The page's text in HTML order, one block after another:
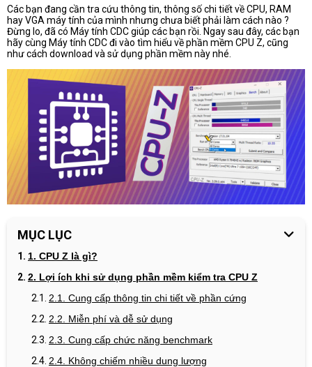
Các bạn đang cần tra cứu thông tin, thông số chi tiết về CPU, RAM
hay VGA máy tính của mình nhưng chưa biết phải làm cách nào ?
Đừng lo, đã có Máy tính CDC giúp các bạn rồi. Ngay sau đây, các bạn
hãy cùng Máy tính CDC đi vào tìm hiểu về phần mềm CPU Z, cũng
như cách download và sử dụng phần mềm này nhé.
MỤC LỤC
1. CPU Z là gì?
2. Lợi ích khi sử dụng phần mềm kiểm tra CPU Z
2.1. Cung cấp thông tin chi tiết về phần cứng
2.2. Miễn phí và dễ sử dụng
2.3. Cung cấp chức năng benchmark
2.4. Không chiếm nhiều dung lượng